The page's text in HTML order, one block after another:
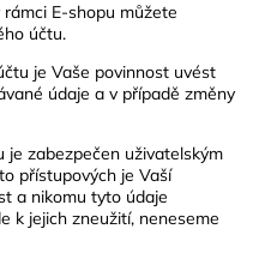
E-shopu můžete
účtu.
je Vaše povinnost uvést
údaje a v případě změny
je zabezpečen uživatelským
přístupových je Vaší
a nikomu tyto údaje
k jejich zneužití, neneseme